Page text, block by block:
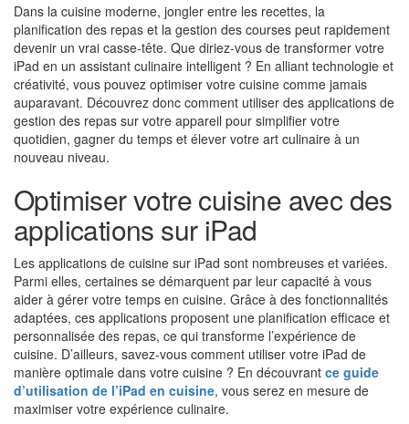
Dans la cuisine moderne, jongler entre les recettes, la
planification des repas et la gestion des courses peut rapidement
devenir un vrai casse-tête. Que diriez-vous de transformer votre
iPad en un assistant culinaire intelligent ? En alliant technologie et
créativité, vous pouvez optimiser votre cuisine comme jamais
auparavant. Découvrez donc comment utiliser des applications de
gestion des repas sur votre appareil pour simplifier votre
quotidien, gagner du temps et élever votre art culinaire à un
nouveau niveau.
Optimiser votre cuisine avec des
applications sur iPad
Les applications de cuisine sur iPad sont nombreuses et variées.
Parmi elles, certaines se démarquent par leur capacité à vous
aider à gérer votre temps en cuisine. Grâce à des fonctionnalités
adaptées, ces applications proposent une planification efficace et
personnalisée des repas, ce qui transforme l’expérience de
cuisine. D’ailleurs, savez-vous comment utiliser votre iPad de
manière optimale dans votre cuisine ? En découvrant ce guide
d’utilisation de l’iPad en cuisine, vous serez en mesure de
maximiser votre expérience culinaire.